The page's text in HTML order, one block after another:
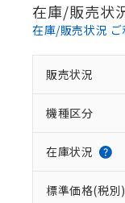
在庫/販売状
在庫/販売状況 ご
販売状況
機種区分
在庫状況
標準価格(税別)